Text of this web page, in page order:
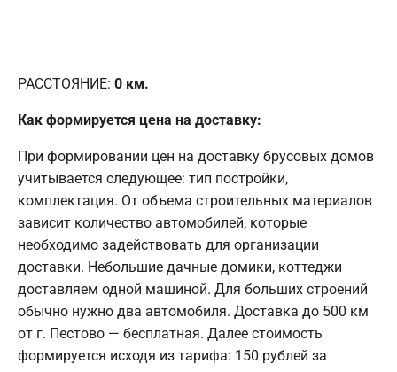
РАССТОЯНИЕ: 0 км.
Как формируется цена на доставку:
При формировании цен на доставку брусовых домов
учитывается следующее: тип постройки,
комплектация. От объема строительных материалов
зависит количество автомобилей, которые
необходимо задействовать для организации
доставки. Небольшие дачные домики, коттеджи
доставляем одной машиной. Для больших строений
обычно нужно два автомобиля. Доставка до 500 км
от г. Пестово — бесплатная. Далее стоимость
формируется исходя из тарифа: 150 рублей за